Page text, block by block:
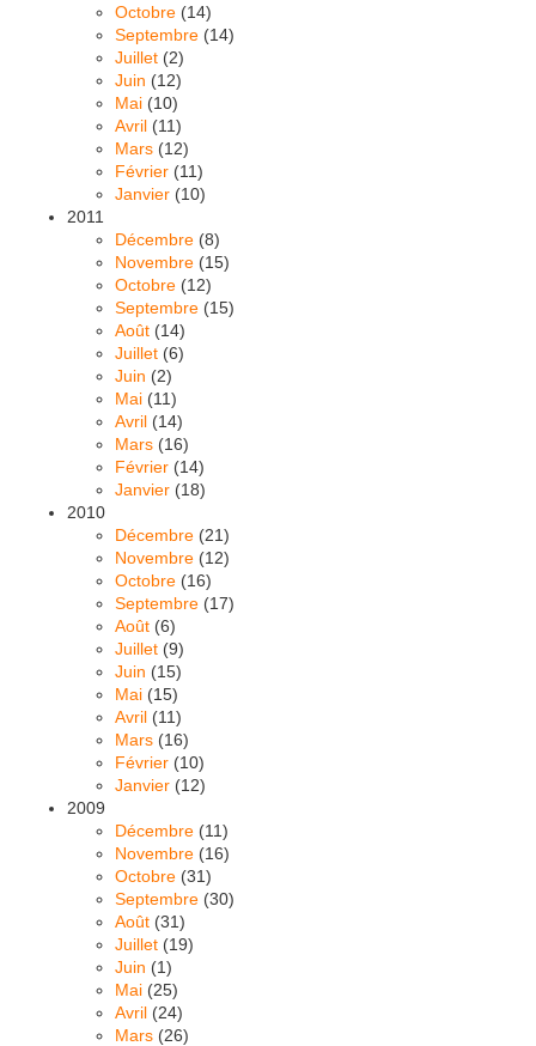
Octobre (14)
Septembre (14)
Juillet (2)
Juin (12)
Mai (10)
Avril (11)
Mars (12)
Février (11)
Janvier (10)
2011
Décembre (8)
Novembre (15)
Octobre (12)
Septembre (15)
Août (14)
Juillet (6)
Juin (2)
Mai (11)
Avril (14)
Mars (16)
Février (14)
Janvier (18)
2010
Décembre (21)
Novembre (12)
Octobre (16)
Septembre (17)
Août (6)
Juillet (9)
Juin (15)
Mai (15)
Avril (11)
Mars (16)
Février (10)
Janvier (12)
2009
Décembre (11)
Novembre (16)
Octobre (31)
Septembre (30)
Août (31)
Juillet (19)
Juin (1)
Mai (25)
Avril (24)
Mars (26)